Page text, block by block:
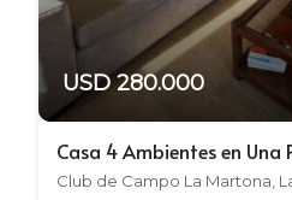
USD 280.000
Club de Campo La Martona,